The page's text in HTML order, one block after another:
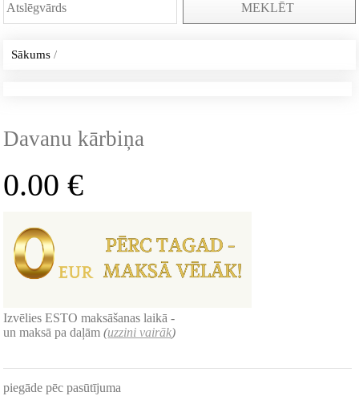
MEKLĒT
Sākums /
Davanu kārbiņa
0.00€
Izvēlies ESTO maksāšanas laikā -
un maksā pa daļām(uzzini vairāk)
piegāde pēc pasūtījuma